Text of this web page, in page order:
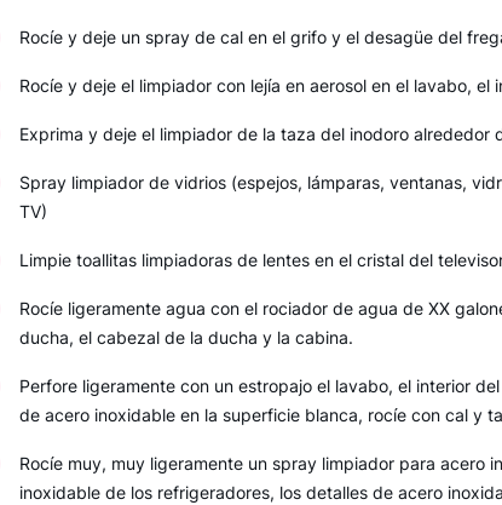
Rocíe y deje un spray de cal en el grifo y el desagüe del
Rocíe y deje el limpiador con lejía en aerosol en el lavabo,
Exprima y deje el limpiador de la taza del inodoro alrededor
Spray limpiador de vidrios (espejos, lámparas, ventanas,
TV)
Limpie toallitas limpiadoras de lentes en el cristal del televisor
Rocíe ligeramente agua con el rociador de agua de XX
ducha, el cabezal de la ducha y la cabina.
Perfore ligeramente con un estropajo el lavabo, el interior
de acero inoxidable en la superficie blanca, rocíe con cal y
Rocíe muy, muy ligeramente un spray limpiador para acero
inoxidable de los refrigeradores, los detalles de acero